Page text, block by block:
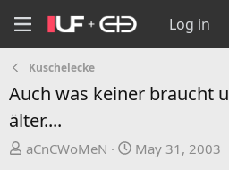
Log in
Kuschelecke
Auch was keiner braucht
älter....
T
aCnCWoMeN
S
May 31, 2003